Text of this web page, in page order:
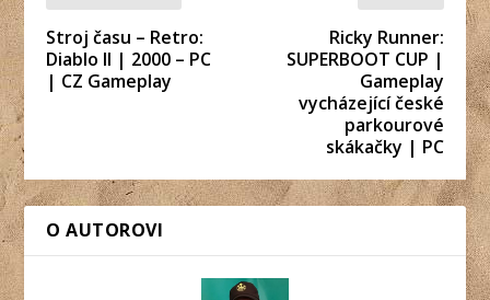
Stroj času – Retro:
Diablo II | 2000 – PC
| CZ Gameplay
Ricky Runner:
SUPERBOOT CUP |
Gameplay
vycházející české
parkourové
skákačky | PC
O AUTOROVI